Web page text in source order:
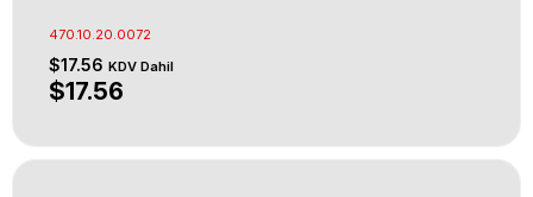
470.10.20.0072
$17.56 KDV Dahil
$17.56